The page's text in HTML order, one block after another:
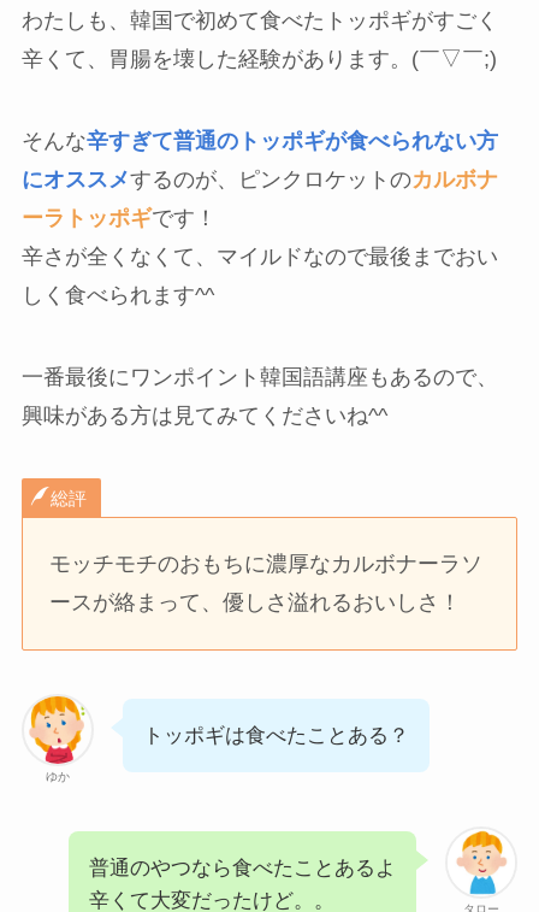
わたしも、韓国で初めて食べたトッポギがすごく
辛くて、胃腸を壊した経験があります。(￣▽￣;)
そんな辛すぎて普通のトッポギが食べられない方
にオススメするのが、ピンクロケットのカルボナ
ーラトッポギです！
辛さが全くなくて、マイルドなので最後までおい
しく食べられます^^
一番最後にワンポイント韓国語講座もあるので、
興味がある方は見てみてくださいね^^
総評
モッチモチのおもちに濃厚なカルボナーラソ
ースが絡まって、優しさ溢れるおいしさ！
ゆか
トッポギは食べたことある？
タロー
普通のやつなら食べたことあるよ
辛くて大変だったけど。。